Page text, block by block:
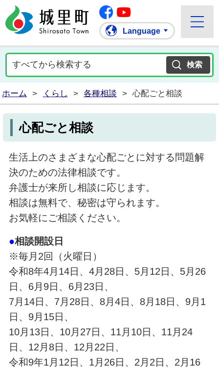
城里町ホームページ
Facebook
Language
ホーム > くらし > 各種相談 > 心配ごと相談
心配ごと相談
生活上のさまざまな心配ごとに対する問題解
決のための法律相談です。
弁護士が来所し相談に応じます。
相談は無料で、秘密は守られます。
お気軽にご相談ください。
●相談開設日
※毎月2回（火曜日）
令和8年4月14日、4月28日、5月12日、5月26
日、6月9日、6月23日、
7月14日、7月28日、8月4日、8月18日、9月1
日、9月15日、
10月13日、10月27日、11月10日、11月24
日、12月8日、12月22日、
令和9年1月12日、1月26日、2月2日、2月16